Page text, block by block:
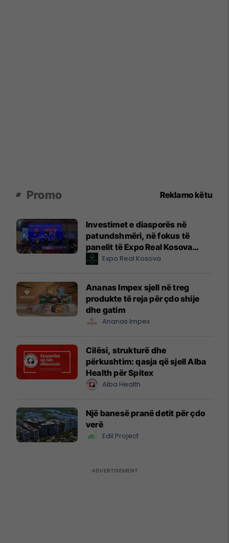
Promo Reklamo këtu
Investimet e diasporës në
patundshmëri, në fokus të
panelit të Expo Real Kosova
2026Expo Real Kosova
Ananas Impex sjell në treg
produkte të reja për çdo shije
dhe gatim
Ananas Impex
Cilësi, strukturë dhe
përkushtim: qasja që sjell Alba
Health për Spitex
Alba Health
Një banesë pranë detit për çdo
verë
Edil Project